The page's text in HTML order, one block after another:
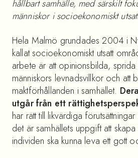
hållbart samhälle, med särskilt
människor i socioekonomiskt
Hela Malmö grundades 2004 i
kallat socioekonomiskt utsatt
arbete är att opinionsbilda, sprida
människors levnadsvillkor och att
maktförhållanden i samhället.
utgår från ett
har rätt till likvärdiga
det är samhällets uppgift att
individen ska kunna leva ett gott